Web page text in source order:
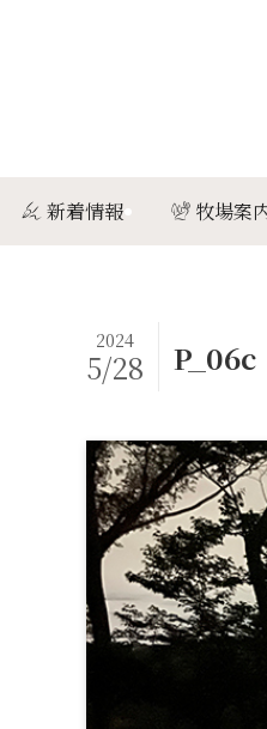
新着情報 牧場案
P_06c
2024
5/28